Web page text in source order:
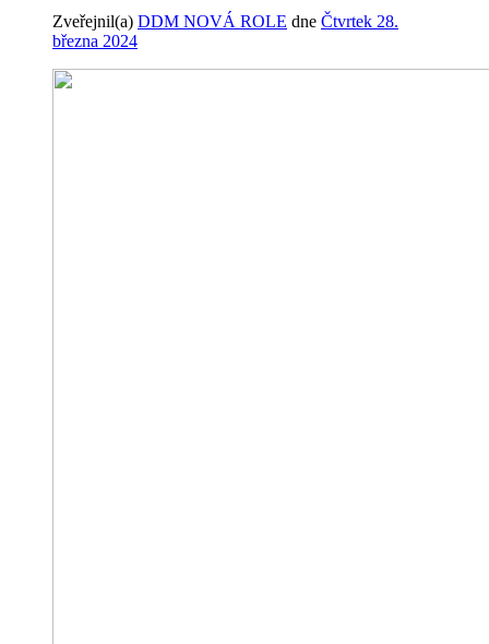
Zveřejnil(a) DDM NOVÁ ROLE dne Čtvrtek 28.
března 2024